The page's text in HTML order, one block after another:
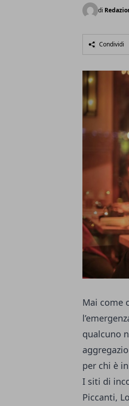
di
Condividi
Mai come
qualcuno
per chi è
I siti di
Piccanti,